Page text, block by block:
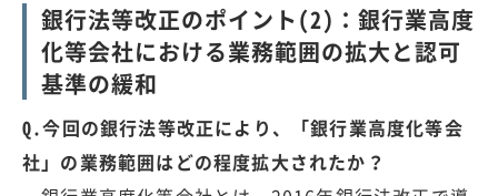
銀行法等改正のポイント(2)：銀行業高度
化等会社における業務範囲の拡大と認可
基準の緩和
Q.今回の銀行法等改正により、「銀行業高度化等会
社」の業務範囲はどの程度拡大されたか？